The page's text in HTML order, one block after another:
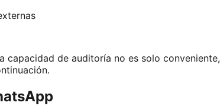
de auditoría no es solo conveniente,